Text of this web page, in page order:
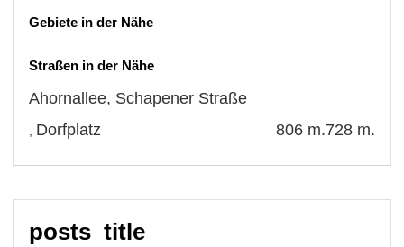
Gebiete in der Nähe
Straßen in der Nähe
Ahornallee, Schapener Straße
728 m.
Dorfplatz 806 m.
posts_title